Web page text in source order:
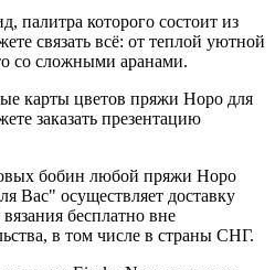
палитра которого состоит из
связать всё: от теплой уютной
со сложными аранами.
карты цветов пряжи Норо для
заказать презентацию
бобин любой пряжи Норо
Вас" осуществляет доставку
бесплатно вне
в том числе в страны СНГ.